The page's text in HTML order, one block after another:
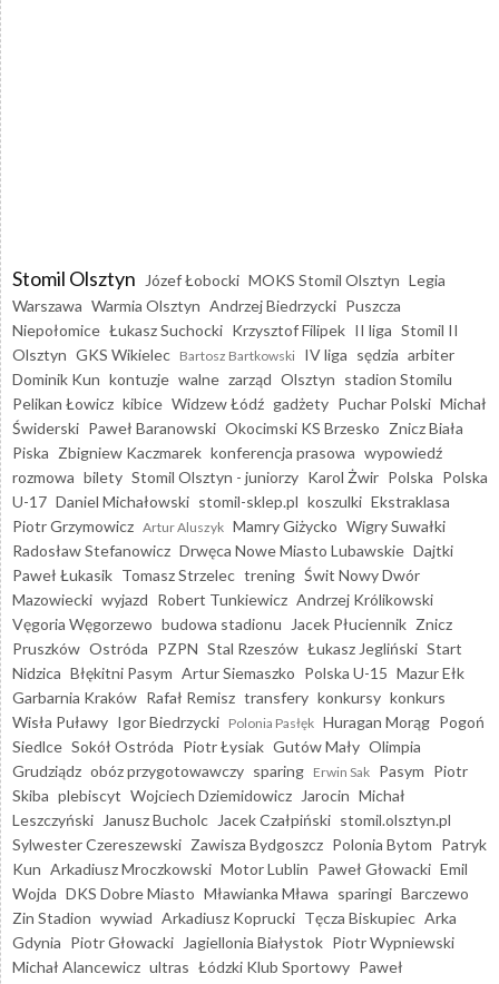
Stomil Olsztyn Józef Łobocki MOKS Stomil Olsztyn Legia
Warszawa Warmia Olsztyn Andrzej Biedrzycki Puszcza
Niepołomice Łukasz Suchocki Krzysztof Filipek II liga Stomil II
Olsztyn GKS Wikielec Bartosz Bartkowski IV liga sędzia arbiter
Dominik Kun kontuzje walne zarząd Olsztyn stadion Stomilu
Pelikan Łowicz kibice Widzew Łódź gadżety Puchar Polski Michał
Świderski Paweł Baranowski Okocimski KS Brzesko Znicz Biała
Piska Zbigniew Kaczmarek konferencja prasowa wypowiedź
rozmowa bilety Stomil Olsztyn - juniorzy Karol Żwir Polska Polska
U-17 Daniel Michałowski stomil-sklep.pl koszulki Ekstraklasa
Piotr Grzymowicz Artur Aluszyk Mamry Giżycko Wigry Suwałki
Radosław Stefanowicz Drwęca Nowe Miasto Lubawskie Dajtki
Paweł Łukasik Tomasz Strzelec trening Świt Nowy Dwór
Mazowiecki wyjazd Robert Tunkiewicz Andrzej Królikowski
Vęgoria Węgorzewo budowa stadionu Jacek Płuciennik Znicz
Pruszków Ostróda PZPN Stal Rzeszów Łukasz Jegliński Start
Nidzica Błękitni Pasym Artur Siemaszko Polska U-15 Mazur Ełk
Garbarnia Kraków Rafał Remisz transfery konkursy konkurs
Wisła Puławy Igor Biedrzycki Polonia Pasłęk Huragan Morąg Pogoń
Siedlce Sokół Ostróda Piotr Łysiak Gutów Mały Olimpia
Grudziądz obóz przygotowawczy sparing Erwin Sak Pasym Piotr
Skiba plebiscyt Wojciech Dziemidowicz Jarocin Michał
Leszczyński
Janusz Bucholc Jacek Czałpiński stomil.olsztyn.pl
Sylwester Czereszewski Zawisza Bydgoszcz Polonia Bytom Patryk
Kun Arkadiusz Mroczkowski Motor Lublin Paweł Głowacki Emil
Wojda DKS Dobre Miasto Mławianka Mława sparingi Barczewo
Zin Stadion wywiad Arkadiusz Koprucki Tęcza Biskupiec Arka
Gdynia Piotr Głowacki Jagiellonia Białystok Piotr Wypniewski
Michał Alancewicz ultras Łódzki Klub Sportowy Paweł